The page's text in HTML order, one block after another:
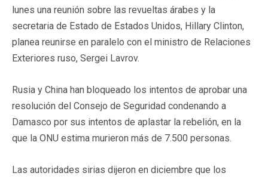
lunes una reunión sobre las revueltas árabes y la
secretaria de Estado de Estados Unidos, Hillary Clinton,
planea reunirse en paralelo con el ministro de Relaciones
Exteriores ruso, Sergei Lavrov.
Rusia y China han bloqueado los intentos de aprobar una
resolución del Consejo de Seguridad condenando a
Damasco por sus intentos de aplastar la rebelión, en la
que la ONU estima murieron más de 7.500 personas.
Las autoridades sirias dijeron en diciembre que los